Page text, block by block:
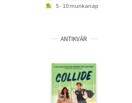
5 - 10 munkanap
ANTIKVÁR